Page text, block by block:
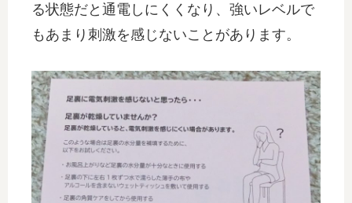
る状態だと通電しにくくなり、強いレベルで
もあまり刺激を感じないことがあります。